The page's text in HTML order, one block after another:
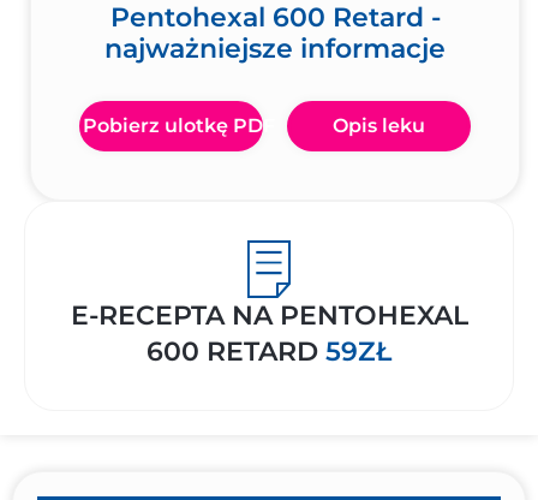
Pentohexal 600 Retard -
najważniejsze informacje
Pobierz ulotkę PDF Opis leku
E-RECEPTA NA PENTOHEXAL
600 RETARD 59ZŁ